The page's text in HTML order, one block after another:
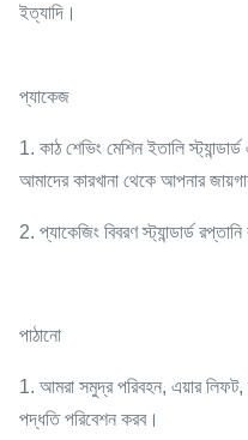
ইত্যাদি।
প্যাকেজ
1. কাঠ শেভিং মেশিন ইতালি স্ট্যান্ডার্ড
আমাদের কারখানা থেকে আপনার
2. প্যাকেজিং বিবরণ স্ট্যান্ডার্ড
পাঠানো
1. আমরা সমুদ্র পরিবহন, এয়ার লিফট,
পদ্ধতি পরিবেশন করব।